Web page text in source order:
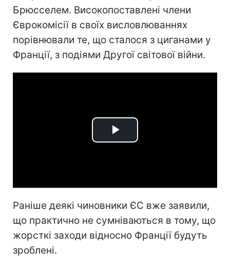
Брюсселем. Високопоставлені члени
Єврокомісії в своїх висловлюваннях
порівнювали те, що сталося з циганами у
Франції, з подіями Другої світової війни.
Play
Раніше деякі чиновники ЄС вже заявили,
що практично не сумніваються в тому, що
жорсткі заходи відносно Франції будуть
зроблені.